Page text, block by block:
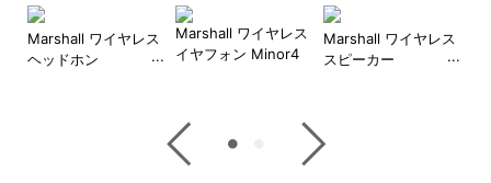
ージシャンからも愛用されています。
また、Marshall社は最先端の製品デザインと開発に加
え、60s、70s 、80sのロックと
史的なギターアンプをハンド・ワイヤードとして復刻さ
今日も、MarshallはイギリスのBletchleyにてヴィンテ
Marshall ワイヤレス
ヘッドホン
Marshall ワイヤレス
イヤフォン Minor4
Marshall ワイヤレス
スピーカー